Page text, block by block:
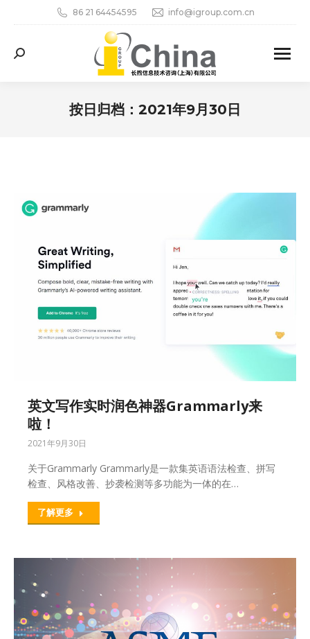
86 21 64454595 info@igroup.com.cn
Search:
按日归档： 2021年9月30日
英文写作实时润色神器Grammarly来
啦！
2021年9月30日
关于Grammarly Grammarly是一款集英语语法检查、拼写
检查、风格改善、抄袭检测等多功能为一体的在…
了解更多